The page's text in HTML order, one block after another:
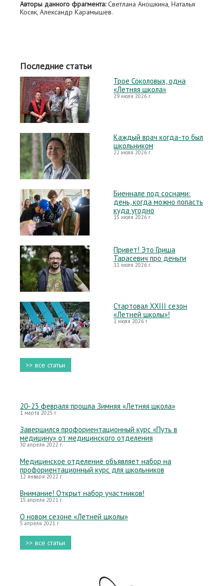
Авторы данного фрагмента:Светлана Аношкина, Наталья
Косяк, Александр Карамышев.
Последние статьи
Трое Соколовых, одна
«Летняя школа»
29 июля 2026 г.
Каждый врач когда-то был
школьником
22 июля 2026 г.
Биеннале под соснами:
день, когда можно попасть
куда угодно
15 июля 2026 г.
Привет! Это Гриша
Тарасевич про деньги
11 июля 2026 г.
Стартовал XXIII сезон
«Летней школы»!
1 июля 2026 г.
>> все статьи
20-23 февраля прошла Зимняя «Летняя школа»
1 марта 2025 г.
Завершился профориентационный курс «Путь в
медицину» от медицинского отделения
30 апреля 2022 г.
Медицинское отделение объявляет набор на
профориентационный курс для школьников
12 января 2022 г.
Внимание! Открыт набор участников!
15 апреля 2021 г.
О новом сезоне «Летней школы»
5 апреля 2021 г.
>> все статьи